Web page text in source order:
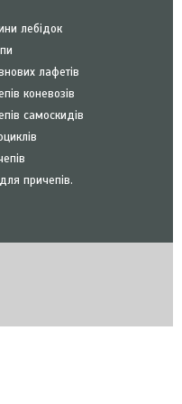
лебідок
лафетів
коневозів
самоскидів
причепів.